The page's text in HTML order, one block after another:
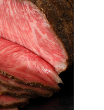
ローストビーフ
カレー・コロッケ・ハン
バーグ
京丹波平井牛